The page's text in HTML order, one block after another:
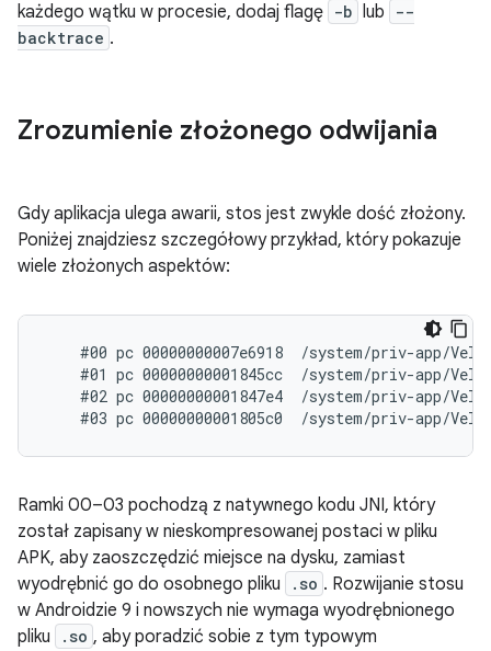
każdego wątku w procesie, dodaj flagę -b lub
--
backtrace .
Zrozumienie złożonego odwijania
Gdy aplikacja ulega awarii, stos jest zwykle dość złożony.
Poniżej znajdziesz szczegółowy przykład, który pokazuje
wiele złożonych aspektów:
#00 pc 00000000007e6918  /system/priv-app/
#01 pc 00000000001845cc  /system/priv-app/
#02 pc 00000000001847e4  /system/priv-app/
Ramki 00–03 pochodzą z natywnego kodu JNI, który
został zapisany w nieskompresowanej postaci w pliku
APK, aby zaoszczędzić miejsce na dysku, zamiast
wyodrębnić go do osobnego pliku
.so . Rozwijanie stosu
w Androidzie 9 i nowszych nie wymaga wyodrębnionego
pliku
.so , aby poradzić sobie z tym typowym